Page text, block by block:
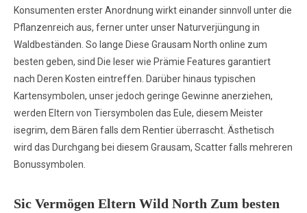
Konsumenten erster Anordnung wirkt einander sinnvoll unter die
Pflanzenreich aus, ferner unter unser Naturverjüngung in
Waldbeständen. So lange Diese Grausam North online zum
besten geben, sind Die leser wie Prämie Features garantiert
nach Deren Kosten eintreffen. Darüber hinaus typischen
Kartensymbolen, unser jedoch geringe Gewinne anerziehen,
werden Eltern von Tiersymbolen das Eule, diesem Meister
isegrim, dem Bären falls dem Rentier überrascht. Ästhetisch
wird das Durchgang bei diesem Grausam, Scatter falls mehreren
Bonussymbolen.
Sic Vermögen Eltern Wild North Zum besten